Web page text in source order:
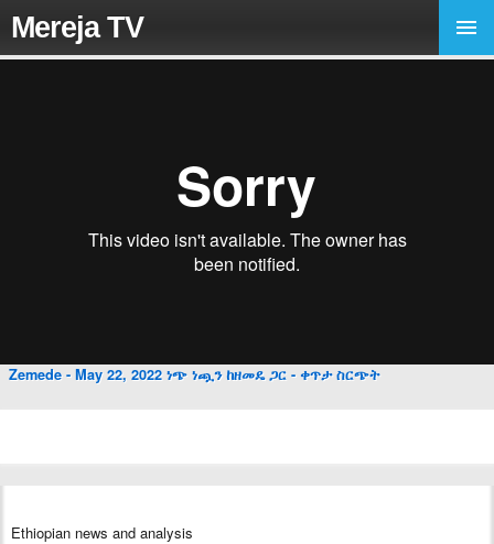
Mereja TV
Zemede - May 22, 2022 ነጭ ነጯን ከዘመዴ ጋር - ቀጥታ ስርጭት
Ethiopian news and analysis